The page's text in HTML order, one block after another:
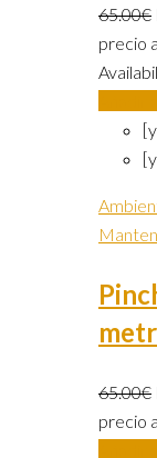
65.00€
precio
65.00€
precio